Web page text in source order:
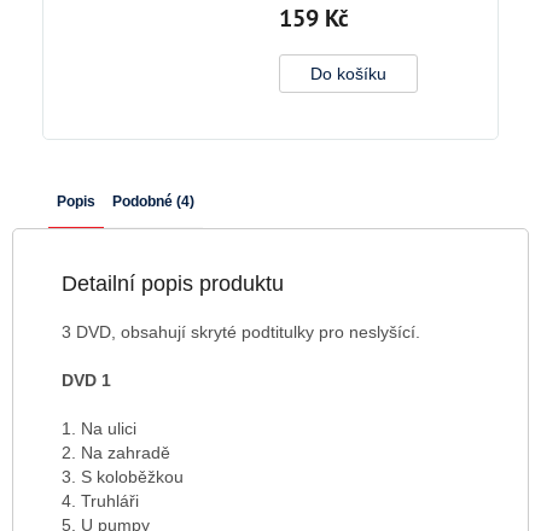
159 Kč
Do košíku
Popis Podobné (4)
Detailní popis produktu
3 DVD, obsahují skryté podtitulky pro neslyšící.
DVD 1
1. Na ulici
2. Na zahradě
3. S koloběžkou
4. Truhláři
5. U pumpy